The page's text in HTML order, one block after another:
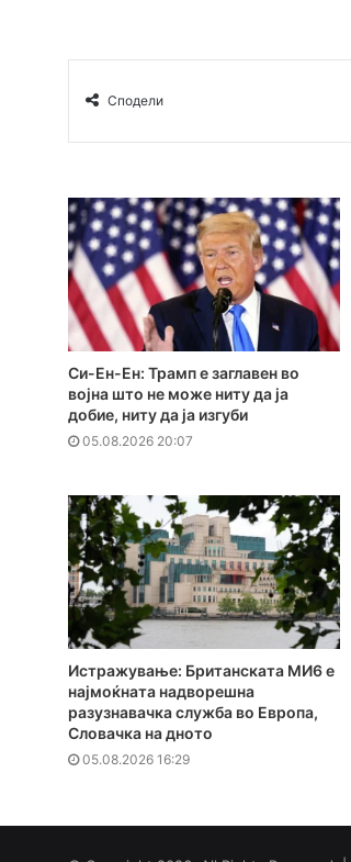
Сподели
Си-Ен-Ен: Трамп е заглавен во
војна што не може ниту да ја
добие, ниту да ја изгуби
05.08.2026 20:07
Истражување: Британската МИ6 е
најмоќната надворешна
разузнавачка служба во Европа,
Словачка на дното
05.08.2026 16:29